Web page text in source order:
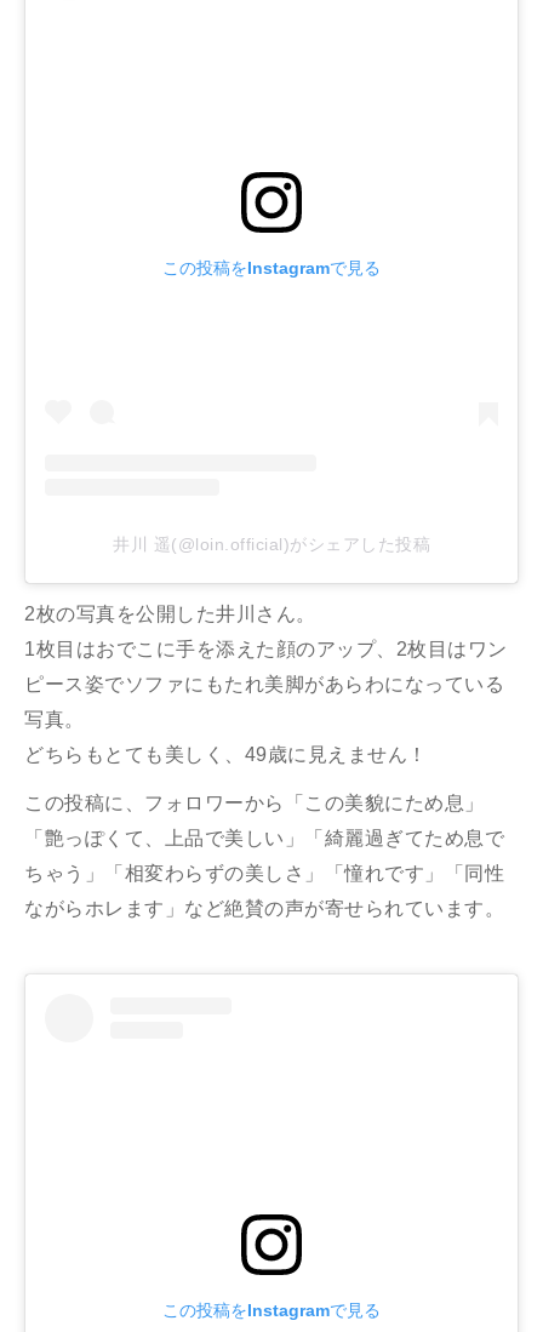
この投稿をInstagramで見る
井川 遥(@loin.official)がシェアした投稿
2枚の写真を公開した井川さん。
1枚目はおでこに手を添えた顔のアップ、2枚目はワン
ピース姿でソファにもたれ美脚があらわになっている
写真。
どちらもとても美しく、49歳に見えません！
この投稿に、フォロワーから「この美貌にため息」
「艶っぽくて、上品で美しい」「綺麗過ぎてため息で
ちゃう」「相変わらずの美しさ」「憧れです」「同性
ながらホレます」など絶賛の声が寄せられています。
この投稿をInstagramで見る